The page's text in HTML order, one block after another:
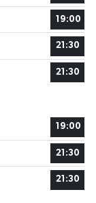
19:00
21:30
21:30
19:00
21:30
21:30